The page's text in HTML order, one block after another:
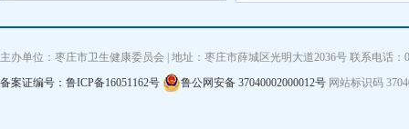
主办单位：枣庄市卫生健康委员会 | 地址：枣庄市薛城区光明大道2036号 联系电话
备案证编号：鲁ICP备16051162号
鲁公网安备 37040002000012号 网站标识码